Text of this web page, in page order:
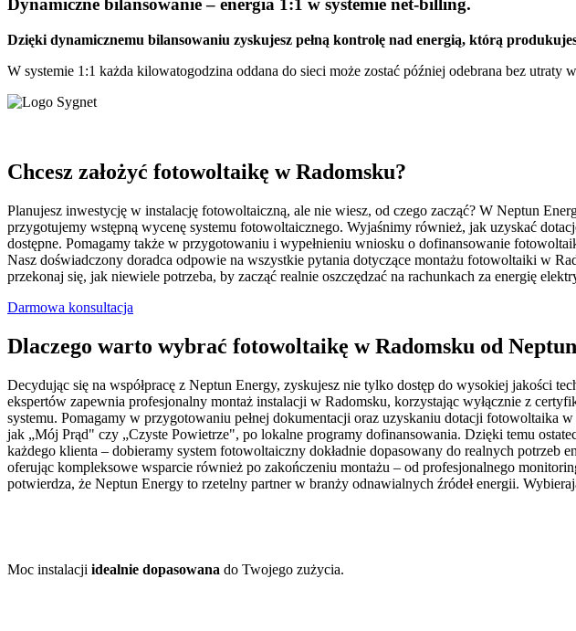
Dynamiczne bilansowanie– energia 1:1 w systemie net-billing.
Dzięki dynamicznemu bilansowaniu zyskujesz pełną kontrolę nad energią, którą
W systemie 1:1 każda kilowatogodzina oddana do sieci może zostać później odebrana bez utraty
Chcesz założyć fotowoltaikę w Radomsku?
Planujesz inwestycję w instalację fotowoltaiczną, ale nie wiesz, od czego zacząć? W Neptun
przygotujemy wstępną wycenę systemu fotowoltaicznego. Wyjaśnimy również, jak uzyskać
dostępne. Pomagamy także w przygotowaniu i wypełnieniu wniosku o dofinansowanie
Nasz doświadczony doradca odpowie na wszystkie pytania dotyczące montażu fotowoltaiki w
przekonaj się, jak niewiele potrzeba, by zacząć realnie oszczędzać na rachunkach za energię
Darmowa konsultacja
Dlaczego warto wybrać fotowoltaikę w Radomsku od
Decydując się na współpracę z Neptun Energy, zyskujesz nie tylko dostęp do wysokiej jakości
ekspertów zapewnia profesjonalny montaż instalacji w Radomsku, korzystając wyłącznie z
systemu. Pomagamy w przygotowaniu pełnej dokumentacji oraz uzyskaniu dotacji
jak „Mój Prąd" czy „Czyste Powietrze", po lokalne programy dofinansowania. Dzięki temu
każdego klienta – dobieramy system fotowoltaiczny dokładnie dopasowany do realnych potrzeb
oferując kompleksowe wsparcie również po zakończeniu montażu – od profesjonalnego
potwierdza, że Neptun Energy to rzetelny partner w branży odnawialnych źródeł energii.
Moc instalacji idealnie dopasowana do Twojego zużycia.